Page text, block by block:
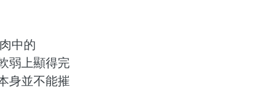
中的
弱上顯得完
身並不能摧